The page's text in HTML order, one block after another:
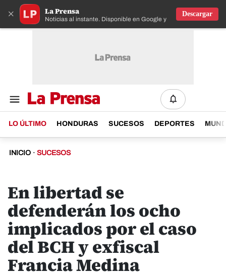
× La Prensa
Noticias al instante. Disponible en Google y IOS
Descargar
LO ÚLTIMO HONDURAS SUCESOS DEPORTES
INICIO · SUCESOS
En libertad se
defenderán los ocho
implicados por el caso
del BCH y exfiscal
Francia Medina